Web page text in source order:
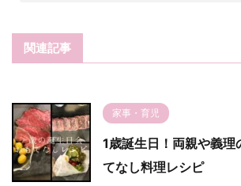
関連記事
家事・育児
1歳誕生日！両親や義理
てなし料理レシピ